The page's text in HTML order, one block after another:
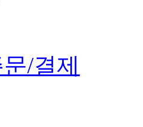
/결제